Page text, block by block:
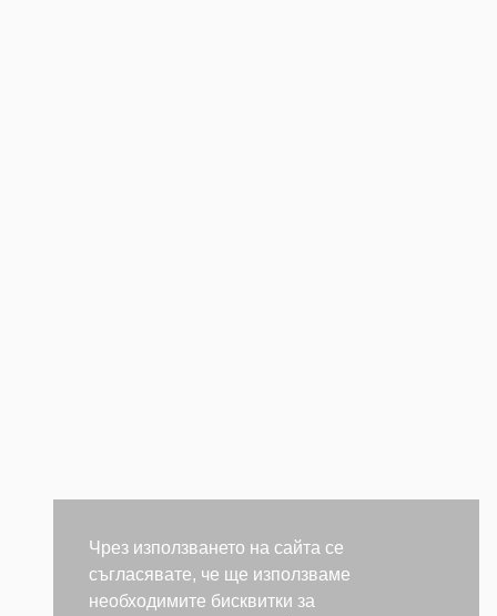
Чрез използването на сайта се
съгласявате, че ще използваме
необходимите бисквитки за